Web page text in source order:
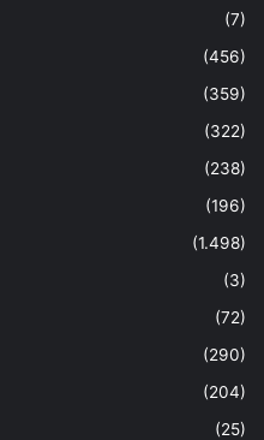
(7)
(456)
(359)
(322)
(238)
(196)
(1.498)
(3)
(72)
(290)
(204)
(25)